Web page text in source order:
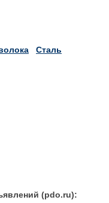
Сталь
(pdo.ru):